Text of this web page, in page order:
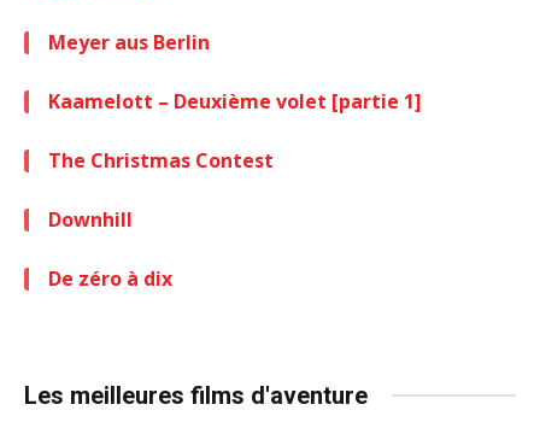
Meyer aus Berlin
Kaamelott – Deuxième volet [partie 1]
The Christmas Contest
Downhill
De zéro à dix
Les meilleures films d'aventure